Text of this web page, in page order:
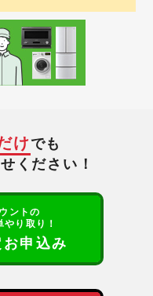
け でも
ください！
ントの
り取り！
申込み